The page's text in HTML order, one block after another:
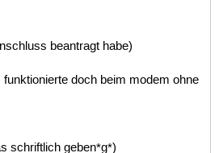
beantragt habe)
doch beim modem ohne
schriftlich geben*g*)